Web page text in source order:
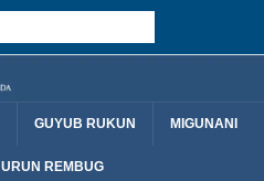
GUYUB RUKUN MIGUNANI
URUN REMBUG